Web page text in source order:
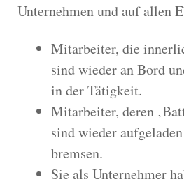
Unternehmen und auf allen
Mitarbeiter, die
sind wieder an Bord
in der Tätigkeit.
Mitarbeiter, deren
sind wieder
bremsen.
Sie als Unternehmer